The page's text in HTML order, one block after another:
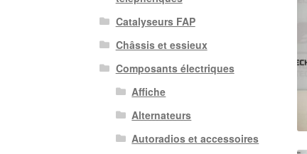
Catalyseurs FAP
Châssis et essieux
Composants électriques
Affiche
Alternateurs
Autoradios et accessoires